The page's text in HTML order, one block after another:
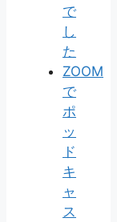
で
し
た
ZOOM
で
ポ
ッ
ド
キ
ャ
ス